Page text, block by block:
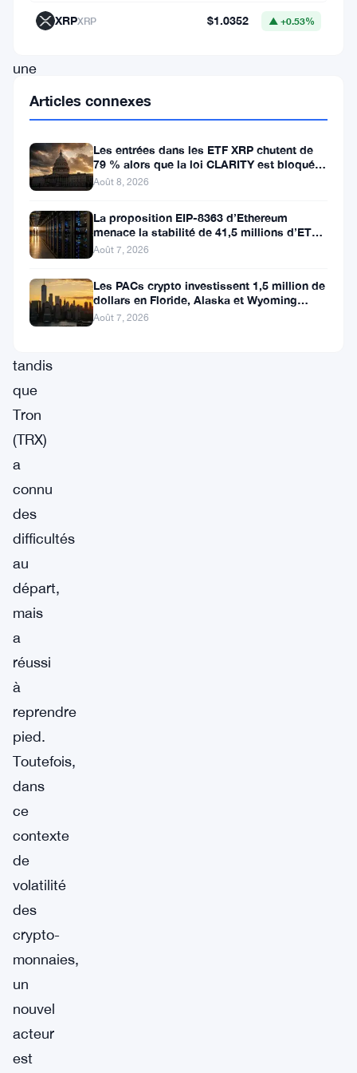
une
brève
période
hausse
avant
succomber
retournement
tandis
que
Tron
(TRX)
a
connu
des
difficultés
au
départ,
mais
a
réussi
à
reprendre
pied.
Toutefois,
dans
ce
contexte
de
volatilité
des
crypto-
monnaies,
un
nouvel
acteur
est
XRPXRP $1.0352 ▲ +0.53%
Articles connexes
Les entrées dans les ETF XRP chutent de
79 % alors que la loi CLARITY est bloquée
avant la pause du Sénat
Août 8, 2026
La proposition EIP-8363 d’Ethereum
menace la stabilité de 41,5 millions d’ETH
stakés et de la DeFi
Août 7, 2026
Les PACs crypto investissent 1,5 million de
dollars en Floride, Alaska et Wyoming
après un revers au Michigan
Août 7, 2026